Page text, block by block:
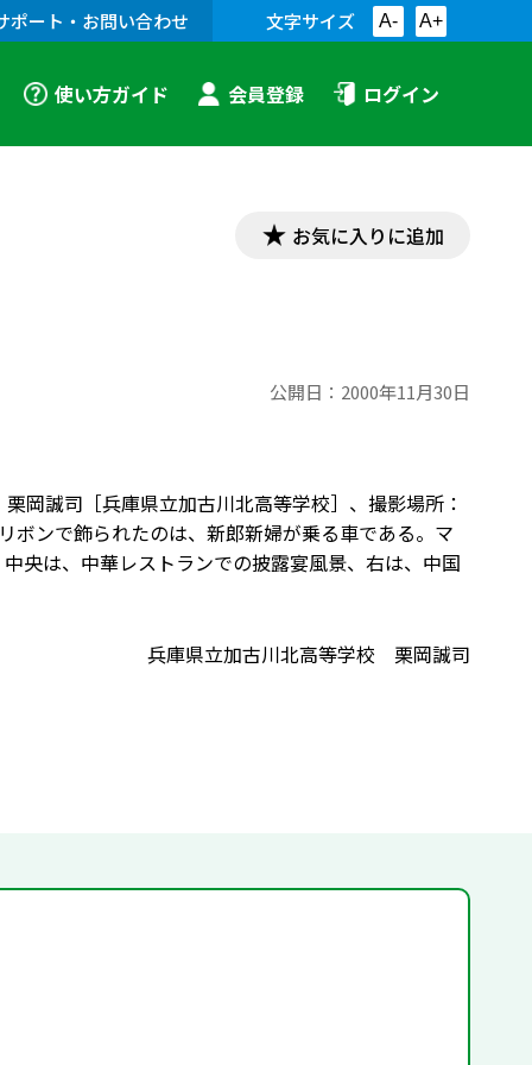
ポート・お問い合わせ 文字サイズ A- A+
使い方ガイド 会員登録 ログイン
お気に入りに追加
公開日： 2000年11月30日
岡誠司［兵庫県立加古川北高等学校］、撮影場所：
ボンで飾られたのは、新郎新婦が乗る車である。マ
央は、中華レストランでの披露宴風景、右は、中国
兵庫県立加古川北高等学校 栗岡誠司